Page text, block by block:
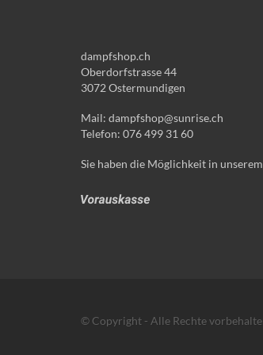
dampfshop.ch
Oberdorfstrasse 44
3072 Ostermundigen
Mail: dampfshop@sunrise.ch
Telefon: 076 499 31 60
Sie haben die Möglichkeit in
© Copyright - Alle Rechte